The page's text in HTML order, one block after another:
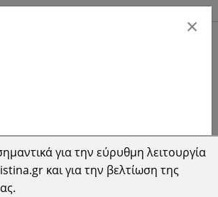
σε όλη την Ελλάδα
Αρχική
×
για την εύρυθμη λειτουργία
και για την βελτίωση της